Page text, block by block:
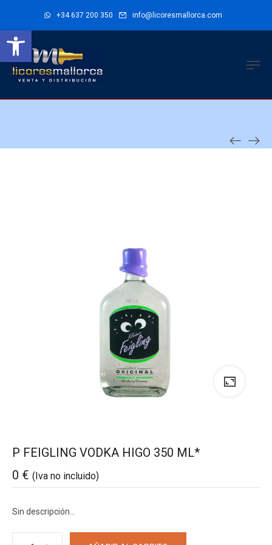
Abrir barra de herramientas
+34 637 200 350 info@licoresmallorca.com
P FEIGLING VODKA HIGO 350 ML*
0 € (Iva no incluido)
Sin descripción…